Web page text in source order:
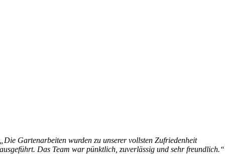
„Die Gartenarbeiten wurden zu unserer vollsten Zufriedenheit
ausgeführt. Das Team war pünktlich, zuverlässig und sehr freundlich.“